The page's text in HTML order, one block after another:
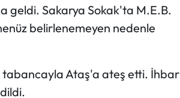
geldi. Sakarya Sokak'ta M.E.B.
belirlenemeyen nedenle
tabancayla Ataş'a ateş etti. İhbar